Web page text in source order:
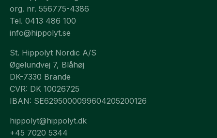
org. nr. 556775-4386
Tel. 0413 486 100
info@hippolyt.se
St. Hippolyt Nordic A/S
Øgelundvej 7, Blåhøj
DK-7330 Brande
CVR: DK 10026725
IBAN: SE6295000099604205200126
hippolyt@hippolyt.dk
+45 7020 5344